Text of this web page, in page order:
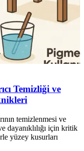
Temizliği ve
temizlenmesi ve
dayanıklılığı için kritik
yüzey kusurları